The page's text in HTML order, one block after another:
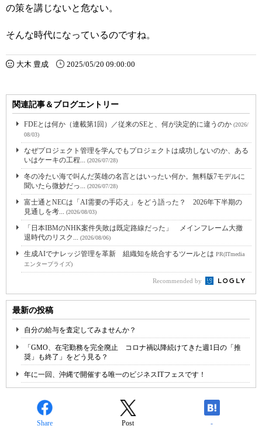
の策を講じないと危ない。
そんな時代になっているのですね。
大木 豊成 2025/05/20 09:00:00
関連記事＆ブログエントリー
FDEとは何か（連載第1回）／従来のSEと、何が決定的に違うのか (2026/
08/03)
なぜプロジェクト管理を学んでもプロジェクトは成功しないのか、ある
いはケーキの工程... (2026/07/28)
冬の冷たい海で叫んだ英雄の名言とはいったい何か。無料版7モデルに
聞いたら微妙だっ... (2026/07/28)
富士通とNECは「AI需要の手応え」をどう語った？ 2026年下半期の
見通しを考... (2026/08/03)
「日本IBMのNHK案件失敗は既定路線だった」 メインフレーム大撤
退時代のリスク... (2026/08/06)
生成AIでナレッジ管理を革新 組織知を統合するツールとは PR(ITmedia
エンタープライズ)
Recommended by
最新の投稿
自分の給与を査定してみませんか？
「GMO、在宅勤務を完全廃止 コロナ禍以降続けてきた週1日の「推
奨」も終了」をどう見る？
年に一回、沖縄で開催する唯一のビジネスITフェスです！
Share Post -